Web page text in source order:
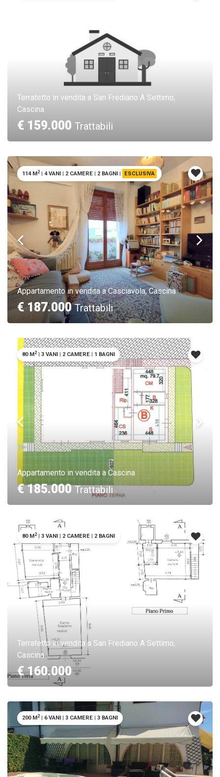
Terratetto in vendita a San Frediano A Settimo,
Cascina
€ 159.000 Trattabili
Appartamento in vendita a Casciavola, Cascina
€ 187.000Trattabili
114 M2 | 4 VANI | 2 CAMERE | 2 BAGNI | ESCLUSIVA
Appartamento in vendita a Cascina
€ 185.000Trattabili
80 M2 | 3 VANI | 2 CAMERE | 1 BAGNI
Terratetto in vendita a San Frediano A Settimo,
Cascina
€ 160.000
80 M2 | 3 VANI | 2 CAMERE | 2 BAGNI
200 M2 | 6 VANI | 3 CAMERE | 3 BAGNI